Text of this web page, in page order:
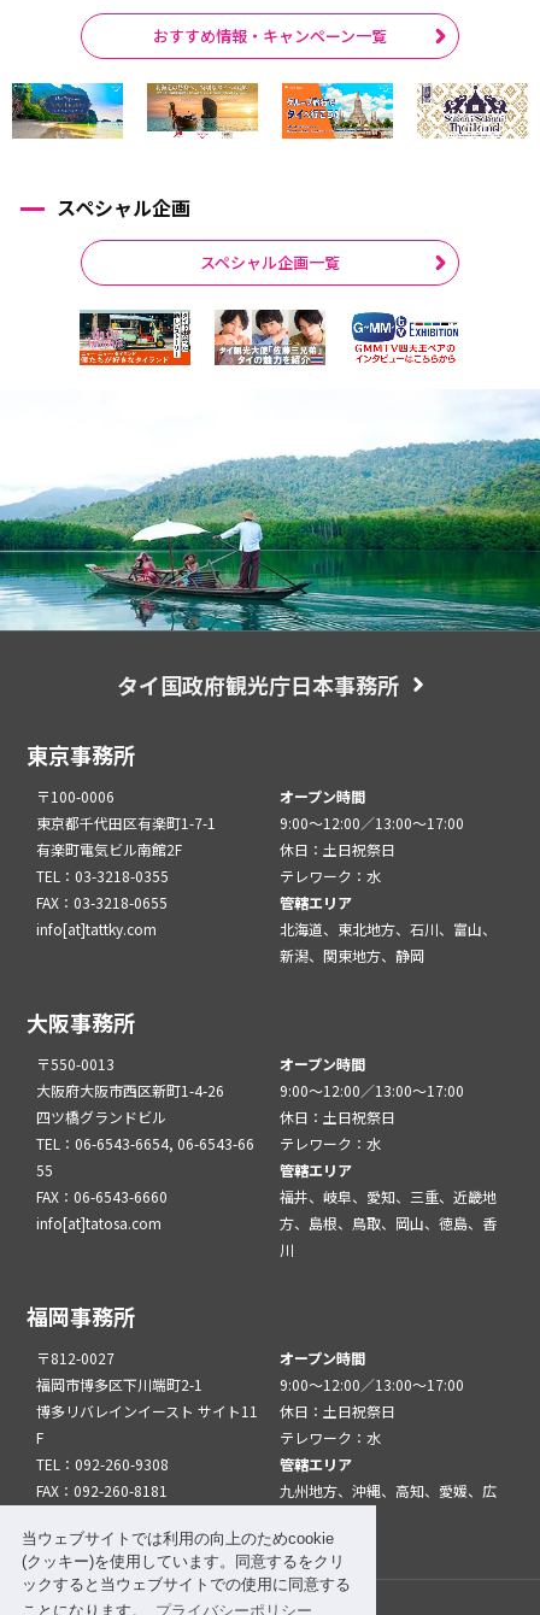
当ウェブサイトでは利用の向上のためcookie
(クッキー)を使用しています。同意するをクリ
ックすると当ウェブサイトでの使用に同意する
ことになります。
プライバシーポリシー
おすすめ情報・キャンペーン一覧
スペシャル企画
スペシャル企画一覧
タイ国政府観光庁日本事務所
東京事務所
〒100-0006
東京都千代田区有楽町1-7-1
有楽町電気ビル南館2F
TEL：03-3218-0355
FAX：03-3218-0655
info[at]tattky.com
オープン時間
9:00～12:00／13:00～17:00
休日：土日祝祭日
テレワーク：水
管轄エリア
北海道、東北地方、石川、富山、
新潟、関東地方、静岡
大阪事務所
〒550-0013
大阪府大阪市西区新町1-4-26
四ツ橋グランドビル
TEL：06-6543-6654, 06-6543-66
55
FAX：06-6543-6660
info[at]tatosa.com
オープン時間
9:00～12:00／13:00～17:00
休日：土日祝祭日
テレワーク：水
管轄エリア
福井、岐阜、愛知、三重、近畿地
方、島根、鳥取、岡山、徳島、香
川
福岡事務所
〒812-0027
福岡市博多区下川端町2-1
博多リバレインイースト サイト11
F
TEL：092-260-9308
FAX：092-260-8181
オープン時間
9:00～12:00／13:00～17:00
休日：土日祝祭日
テレワーク：水
管轄エリア
九州地方、沖縄、高知、愛媛、広